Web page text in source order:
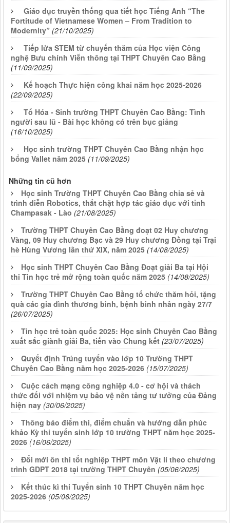
Giáo dục truyền thống qua tiết học Tiếng Anh “The
Fortitude of Vietnamese Women – From Tradition to
Modernity” (21/10/2025)
Tiếp lửa STEM từ chuyến thăm của Học viện Công
nghệ Bưu chính Viễn thông tại THPT Chuyên Cao Bằng
(11/09/2025)
Kế hoạch Thực hiện công khai năm học 2025-2026
(22/09/2025)
Tổ Hóa - Sinh trường THPT Chuyên Cao Bằng: Tình
người sau lũ - Bài học không có trên bục giảng
(16/10/2025)
Học sinh trường THPT Chuyên Cao Bằng nhận học
bổng Vallet năm 2025 (11/09/2025)
Những tin cũ hơn
Học sinh Trường THPT Chuyên Cao Bằng chia sẻ và
trình diễn Robotics, thắt chặt hợp tác giáo dục với tỉnh
Champasak - Lào (21/08/2025)
Trường THPT Chuyên Cao Bằng đoạt 02 Huy chương
Vàng, 09 Huy chương Bạc và 29 Huy chương Đồng tại Trại
hè Hùng Vương lần thứ XIX, năm 2025 (14/08/2025)
Học sinh THPT Chuyên Cao Bằng Đoạt giải Ba tại Hội
thi Tin học trẻ mở rộng toàn quốc năm 2025 (14/08/2025)
Trường THPT Chuyên Cao Bằng tổ chức thăm hỏi, tặng
quà các gia đình thương binh, bệnh binh nhân ngày 27/7
(26/07/2025)
Tin học trẻ toàn quốc 2025: Học sinh Chuyên Cao Bằng
xuất sắc giành giải Ba, tiến vào Chung kết (23/07/2025)
Quyết định Trúng tuyển vào lớp 10 Trường THPT
Chuyên Cao Bằng năm học 2025-2026 (15/07/2025)
Cuộc cách mạng công nghiệp 4.0 - cơ hội và thách
thức đối với nhiệm vụ bảo vệ nền tảng tư tưởng của Đảng
hiện nay (30/06/2025)
Thông báo điểm thi, điểm chuẩn và hướng dẫn phúc
khảo Kỳ thi tuyển sinh lớp 10 trường THPT năm học 2025-
2026 (16/06/2025)
Đổi mới ôn thi tốt nghiệp THPT môn Vật lí theo chương
trình GDPT 2018 tại trường THPT Chuyên (05/06/2025)
Kết thúc kì thi Tuyển sinh 10 THPT Chuyên năm học
2025-2026 (05/06/2025)